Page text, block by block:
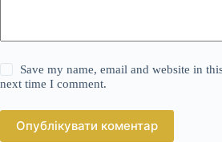
Save my name, email and website in
next time I comment.
Опублікувати коментар